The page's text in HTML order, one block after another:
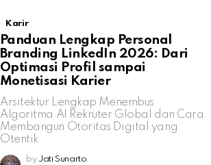
Karir
Panduan Lengkap Personal
Branding LinkedIn 2026: Dari
Optimasi Profil sampai
Monetisasi Karier
Arsitektur Lengkap Menembus
Algoritma AI Rekruter Global dan Cara
Membangun Otoritas Digital yang
Otentik
by Jati Sunarto